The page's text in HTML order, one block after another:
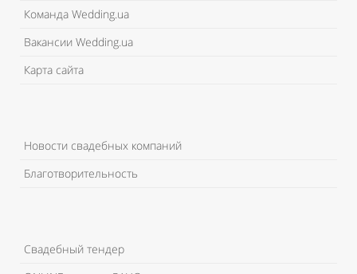
Команда Wedding.ua
Вакансии Wedding.ua
Карта сайта
Новости свадебных компаний
Благотворительность
Свадебный тендер